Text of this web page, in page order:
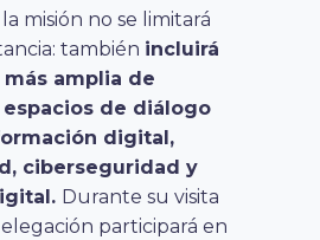
misión no se limitará
también incluirá
amplia de
de diálogo
digital,
ciberseguridad y
Durante su visita
participará en